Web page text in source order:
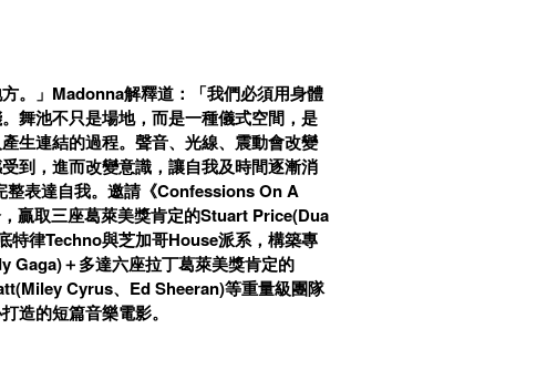
。」Madonna解釋道：「我們必須用身體
舞池不只是場地，而是一種儀式空間，是
生連結的過程。聲音、光線、震動會改變
到，進而改變意識，讓自我及時間逐漸消
整表達自我。邀請《Confessions On A
贏取三座葛萊美獎肯定的Stuart Price(Dua
律Techno與芝加哥House派系，構築專
Gaga)＋多達六座拉丁葛萊美獎肯定的
Cyrus、Ed Sheeran)等重量級團隊
造的短篇音樂電影。